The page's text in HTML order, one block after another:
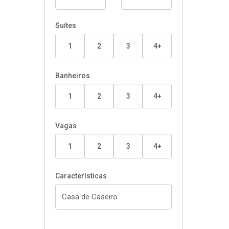
Suítes
1 2 3 4+
Banheiros
1 2 3 4+
Vagas
1 2 3 4+
Características